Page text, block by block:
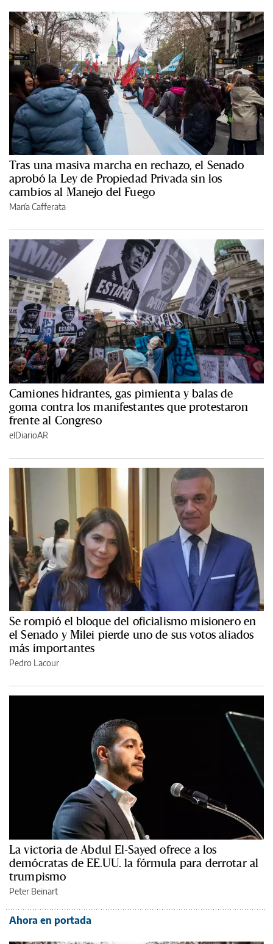
Tras una masiva marcha en rechazo, el Senado
aprobó la Ley de Propiedad Privada sin los
cambios al Manejo del Fuego
María Cafferata
Camiones hidrantes, gas pimienta y balas de
goma contra los manifestantes que protestaron
frente al Congreso
elDiarioAR
Se rompió el bloque del oficialismo misionero en
el Senado y Milei pierde uno de sus votos aliados
más importantes
Pedro Lacour
La victoria de Abdul El-Sayed ofrece a los
demócratas de EE.UU. la fórmula para derrotar al
trumpismo
Peter Beinart
Ahora en portada